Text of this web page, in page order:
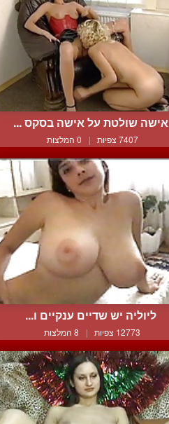
אישה שולטת על אישה בסקס ...
7407 צפיות | 0 המלצות
ליוליה יש שדיים ענקיים ו...
12773 צפיות | 8 המלצות